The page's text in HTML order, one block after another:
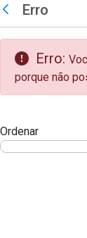
Pular para o
teste
Voltar
Erro
Erro:
porque não
Ordenar